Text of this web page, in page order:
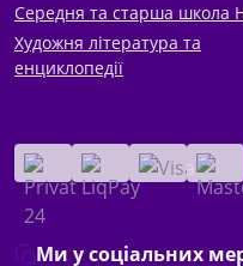
Середня та старша школа
Художня література та
енциклопедії
Ми у соціальних